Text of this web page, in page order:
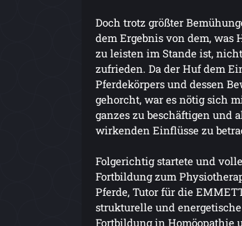
Doch trotz größter
dem Ergebnis von dem, was
zu leisten im Stande ist,
zufrieden. Da der Huf dem
Pferdekörpers und dessen
gehorcht, war es nötig sich
ganzes zu beschäftigen und
wirkenden Einflüsse zu
Folgerichtig startete und
Fortbildung zum
Pferde, Tutor für die
strukturelle und energetische
Fortbildung in Homöopathie